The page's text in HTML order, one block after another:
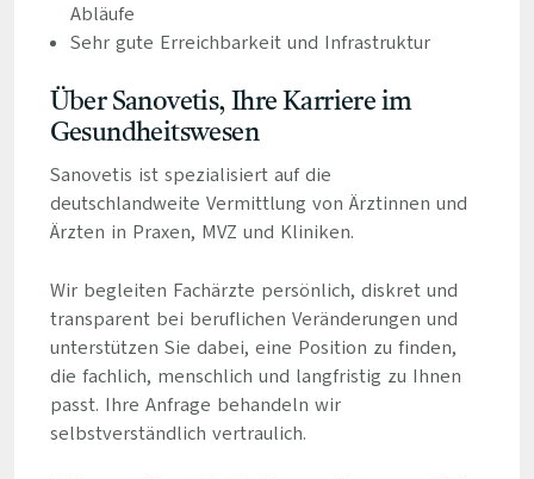
Abläufe
Sehr gute Erreichbarkeit und Infrastruktur
Über Sanovetis, Ihre Karriere im
Gesundheitswesen
Sanovetis ist spezialisiert auf die
deutschlandweite Vermittlung von Ärztinnen und
Ärzten in Praxen, MVZ und Kliniken.
Wir begleiten Fachärzte persönlich, diskret und
transparent bei beruflichen Veränderungen und
unterstützen Sie dabei, eine Position zu finden,
die fachlich, menschlich und langfristig zu Ihnen
passt. Ihre Anfrage behandeln wir
selbstverständlich vertraulich.